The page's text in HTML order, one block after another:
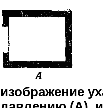
изображение